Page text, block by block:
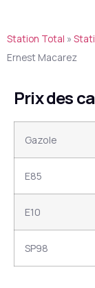
Station Total »
Ernest Macarez
Prix des
Gazole
E85
E10
SP98